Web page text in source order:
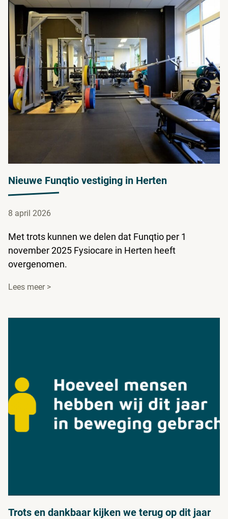
Nieuwe Funqtio vestiging in Herten
8 april 2026
Met trots kunnen we delen dat Funqtio per 1
november 2025 Fysiocare in Herten heeft
overgenomen.
Lees meer >
Trots en dankbaar kijken we terug op dit jaar